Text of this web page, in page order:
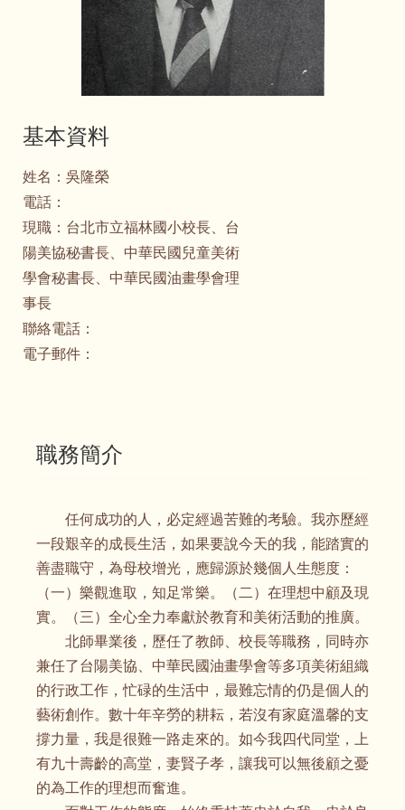
基本資料
姓名：吳隆榮
電話：
現職：台北市立福林國小校長、台
陽美協秘書長、中華民國兒童美術
學會秘書長、中華民國油畫學會理
事長
聯絡電話：
電子郵件：
職務簡介
任何成功的人，必定經過苦難的考驗。我亦歷經
一段艱辛的成長生活，如果要說今天的我，能踏實的
善盡職守，為母校增光，應歸源於幾個人生態度：
（一）樂觀進取，知足常樂。（二）在理想中顧及現
實。（三）全心全力奉獻於教育和美術活動的推廣。
北師畢業後，歷任了教師、校長等職務，同時亦
兼任了台陽美協、中華民國油畫學會等多項美術組織
的行政工作，忙碌的生活中，最難忘情的仍是個人的
藝術創作。數十年辛勞的耕耘，若沒有家庭溫馨的支
撐力量，我是很難一路走來的。如今我四代同堂，上
有九十壽齡的高堂，妻賢子孝，讓我可以無後顧之憂
的為工作的理想而奮進。